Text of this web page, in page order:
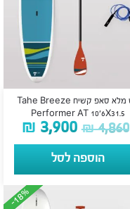
סט מלא סאפ קשיח Tahe Breeze
Performer AT 10’6X31.5
₪4,860
₪ 3,900
הוספה לסל
-18%
-18%